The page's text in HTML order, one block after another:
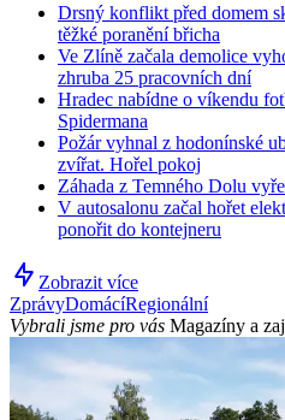
Drsný konflikt před domem
těžké poranění břicha
Ve Zlíně začala demolice
zhruba 25 pracovních dní
Hradec nabídne o víkendu
Spidermana
Požár vyhnal z hodonínské
zvířat. Hořel pokoj
Záhada z Temného Dolu
V autosalonu začal hořet
ponořit do kontejneru
Zobrazit více
ZprávyDomácíRegionální
Vybrali jsme pro vás Magazíny a